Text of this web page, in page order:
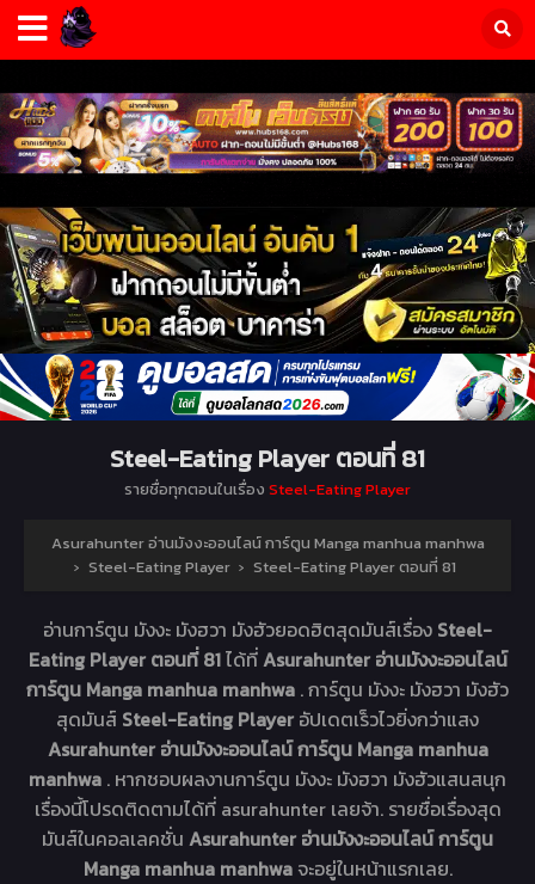
Steel-Eating Player ตอนที่ 81
รายชื่อทุกตอนในเรื่อง Steel-Eating Player
Asurahunter อ่านมังงะออนไลน์ การ์ตูน Manga manhua manhwa
› Steel-Eating Player › Steel-Eating Player ตอนที่ 81
อ่านการ์ตูน มังงะ มังฮวา มังฮัวยอดฮิตสุดมันส์เรื่อง Steel-
Eating Player ตอนที่ 81ได้ที่Asurahunter อ่านมังงะออนไลน์
การ์ตูน Manga manhua manhwa . การ์ตูน มังงะ มังฮวา มังฮัว
สุดมันส์ Steel-Eating Player อัปเดตเร็วไวยิ่งกว่าแสง
Asurahunter อ่านมังงะออนไลน์ การ์ตูน Manga manhua
manhwa . หากชอบผลงานการ์ตูน มังงะ มังฮวา มังฮัวแสนสนุก
เรื่องนี้โปรดติดตามได้ที่ asurahunter เลยจ้า. รายชื่อเรื่องสุด
มันส์ในคอลเลคชั่น Asurahunter อ่านมังงะออนไลน์ การ์ตูน
Manga manhua manhwa จะอยู่ในหน้าแรกเลย.